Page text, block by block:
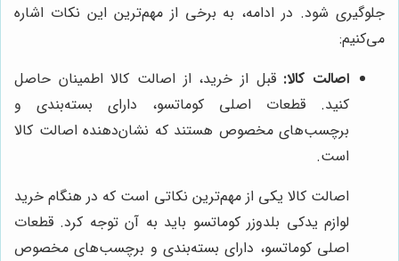
جلوگیری شود. در ادامه، به برخی از مهم‌ترین این نکات اشاره
می‌کنیم:
اصالت کالا: قبل از خرید، از اصالت کالا اطمینان حاصل
کنید. قطعات اصلی کوماتسو، دارای بسته‌بندی و
برچسب‌های مخصوص هستند که نشان‌دهنده اصالت کالا
است.
اصالت کالا یکی از مهم‌ترین نکاتی است که در هنگام خرید
لوازم یدکی بلدوزر کوماتسو باید به آن توجه کرد. قطعات
اصلی کوماتسو، دارای بسته‌بندی و برچسب‌های مخصوص